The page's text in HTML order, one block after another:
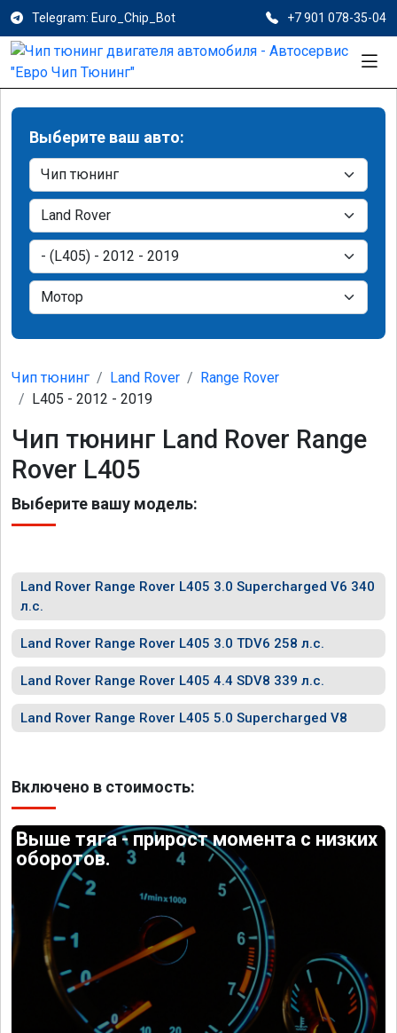
Telegram: Euro_Chip_Bot +7 901 078-35-04
Выберите ваш авто:
Чип тюнинг Land Rover
Range Rover
L405 - 2012 - 2019
Чип тюнинг Land Rover Range
Rover L405
Выберите вашу модель:
Land Rover Range Rover L405 3.0 Supercharged V6 340
л.с.
Land Rover Range Rover L405 3.0 TDV6 258 л.с.
Land Rover Range Rover L405 4.4 SDV8 339 л.с.
Land Rover Range Rover L405 5.0 Supercharged V8
Включено в стоимость:
Выше тяга - прирост момента с низких
оборотов.